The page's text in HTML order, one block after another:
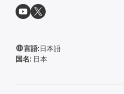
言語:日本語
国名: 日本